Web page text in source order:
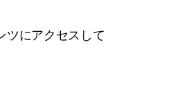
ツにアクセスして